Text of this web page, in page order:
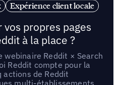
Expérience client locale
propres pages
à la place ?
Reddit × Search
Reddit compte pour la
actions de Reddit